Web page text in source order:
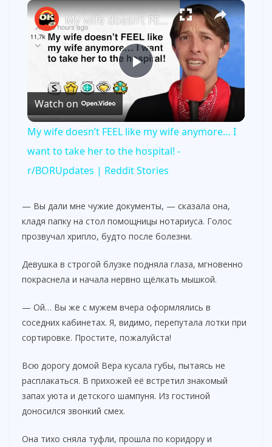
×
P
a
V
i
e
o
My wife doesn’t FEEL like my wife anymore… I want to take her to the hospital! - r/BORUpdates | Reddit Stories
Watch on
My wife doesn’t FEEL like my wife anymore… I
want to take her to the hospital! -
r/BORUpdates | Reddit Stories
— Вы дали мне чужие документы, — сказала она,
кладя папку на стол помощницы нотариуса. Голос
прозвучал хрипло, будто после болезни.
Девушка в строгой блузке подняла глаза, мгновенно
покраснела и начала нервно щёлкать мышкой.
— Ой… Вы же с мужем вчера оформлялись в
соседних кабинетах. Я, видимо, перепутала лотки при
сортировке. Простите, пожалуйста!
Всю дорогу домой Вера кусала губы, пытаясь не
расплакаться. В прихожей её встретил знакомый
запах уюта и детского шампуня. Из гостиной
доносился звонкий смех.
Она тихо сняла туфли, прошла по коридору и